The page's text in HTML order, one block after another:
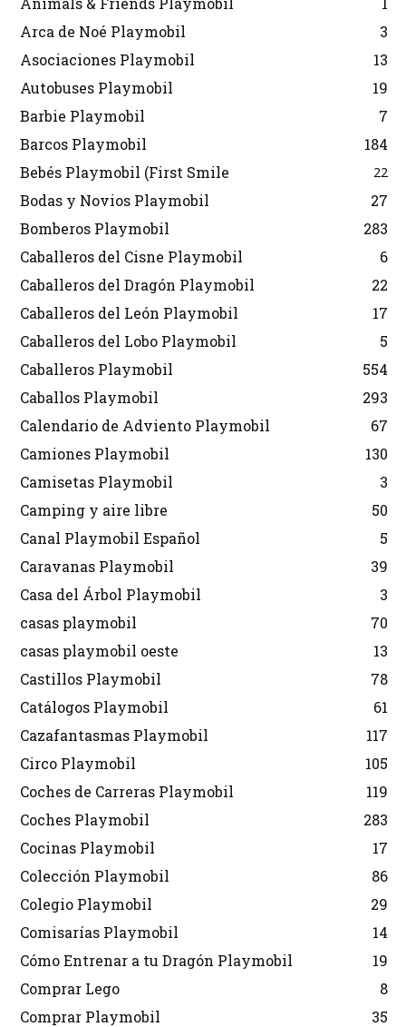
Arca de Noé Playmobil
3
Asociaciones Playmobil
13
Autobuses Playmobil
19
Barbie Playmobil
7
Barcos Playmobil
184
Bebés Playmobil (First Smile
22
Bodas y Novios Playmobil
27
Bomberos Playmobil
283
Caballeros del Cisne Playmobil
6
Caballeros del Dragón Playmobil
22
Caballeros del León Playmobil
17
Caballeros del Lobo Playmobil
5
Caballeros Playmobil
554
Caballos Playmobil
293
Calendario de Adviento Playmobil
67
Camiones Playmobil
130
Camisetas Playmobil
3
Camping y aire libre
50
Canal Playmobil Español
5
Caravanas Playmobil
39
Casa del Árbol Playmobil
3
casas playmobil
70
casas playmobil oeste
13
Castillos Playmobil
78
Catálogos Playmobil
61
Cazafantasmas Playmobil
117
Circo Playmobil
105
Coches de Carreras Playmobil
119
Coches Playmobil
283
Cocinas Playmobil
17
Colección Playmobil
86
Colegio Playmobil
29
Comisarías Playmobil
14
Cómo Entrenar a tu Dragón Playmobil
19
Comprar Lego
8
Comprar Playmobil
35